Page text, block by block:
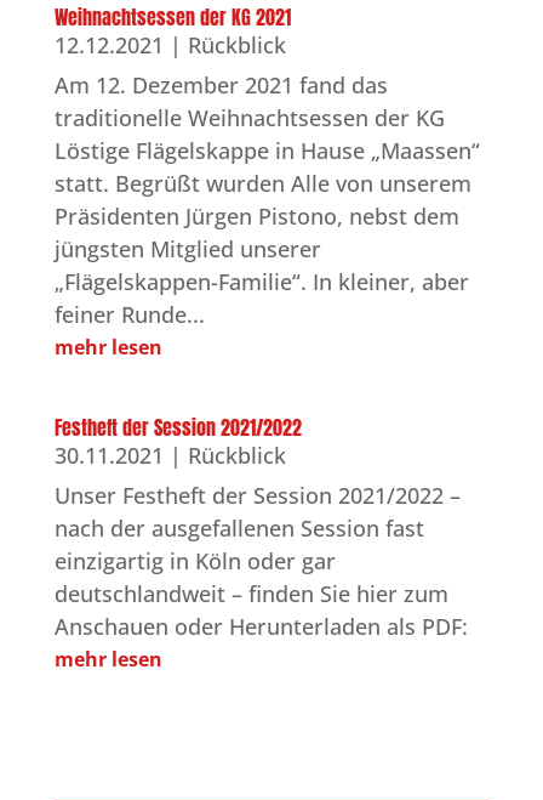
Weihnachtsessen der KG 2021
12.12.2021 | Rückblick
Am 12. Dezember 2021 fand das
traditionelle Weihnachtsessen der KG
Löstige Flägelskappe in Hause „Maassen“
statt. Begrüßt wurden Alle von unserem
Präsidenten Jürgen Pistono, nebst dem
jüngsten Mitglied unserer
„Flägelskappen-Familie“. In kleiner, aber
feiner Runde...
mehr lesen
Festheft der Session 2021/2022
30.11.2021 | Rückblick
Unser Festheft der Session 2021/2022 –
nach der ausgefallenen Session fast
einzigartig in Köln oder gar
deutschlandweit – finden Sie hier zum
Anschauen oder Herunterladen als PDF:
mehr lesen